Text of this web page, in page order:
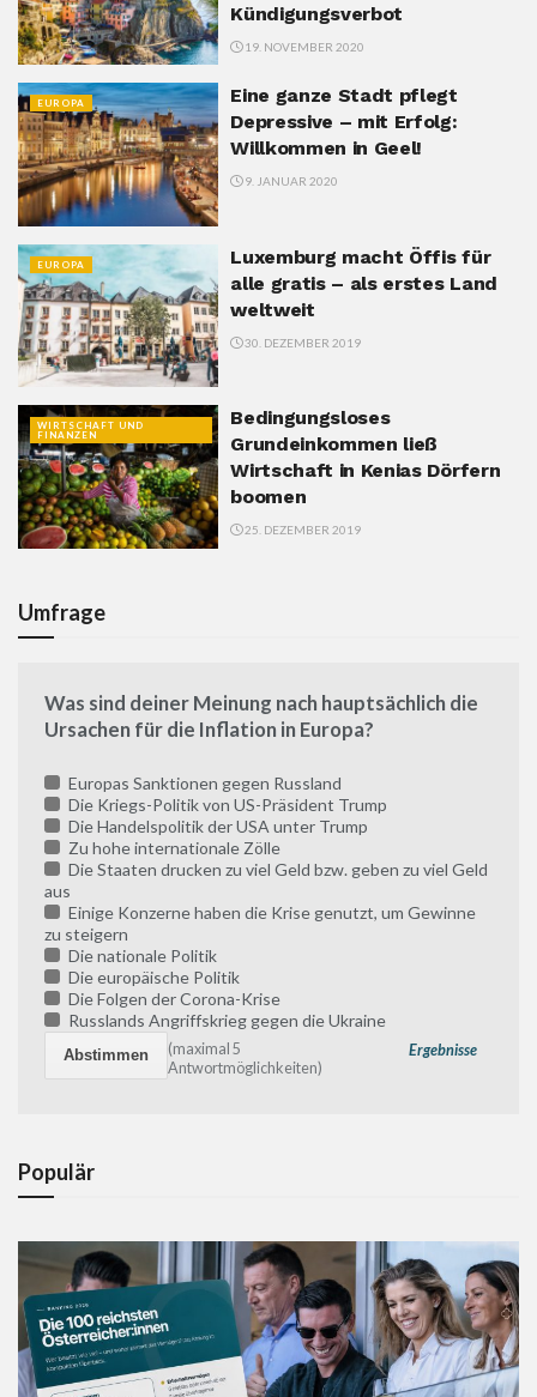
Kündigungsverbot
19. NOVEMBER 2020
EUROPA
Eine ganze Stadt pflegt
Depressive – mit Erfolg:
Willkommen in Geel!
9. JANUAR 2020
EUROPA
Luxemburg macht Öffis für
alle gratis – als erstes Land
weltweit
30. DEZEMBER 2019
WIRTSCHAFT UND
FINANZEN
Bedingungsloses
Grundeinkommen ließ
Wirtschaft in Kenias Dörfern
boomen
25. DEZEMBER 2019
Umfrage
Was sind deiner Meinung nach hauptsächlich die
Ursachen für die Inflation in Europa?
Europas Sanktionen gegen Russland
Die Kriegs-Politik von US-Präsident Trump
Die Handelspolitik der USA unter Trump
Zu hohe internationale Zölle
Die Staaten drucken zu viel Geld bzw. geben zu viel Geld
aus
Einige Konzerne haben die Krise genutzt, um Gewinne
zu steigern
Die nationale Politik
Die europäische Politik
Die Folgen der Corona-Krise
Russlands Angriffskrieg gegen die Ukraine
Ergebnisse
(maximal 5
Antwortmöglichkeiten)
Populär